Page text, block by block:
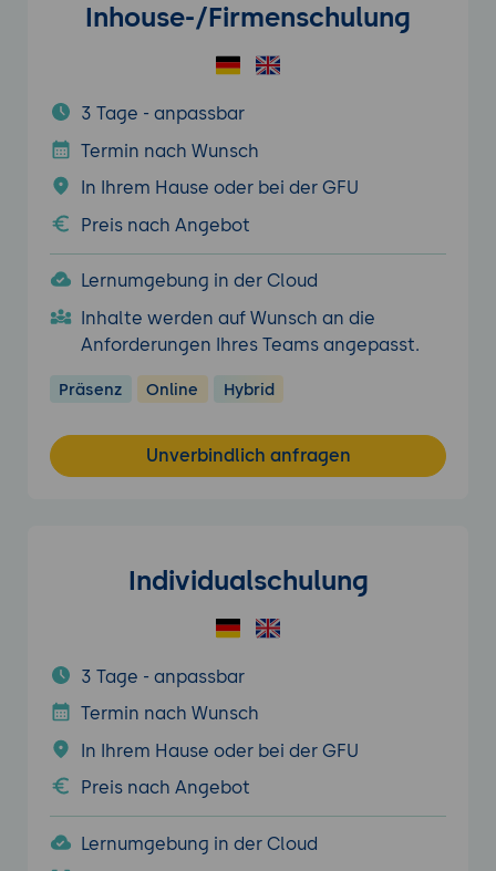
Inhouse-/Firmenschulung
3 Tage - anpassbar
Termin nach Wunsch
In Ihrem Hause oder bei der GFU
Preis nach Angebot
Lernumgebung in der Cloud
Inhalte werden auf Wunsch an die
Anforderungen Ihres Teams angepasst.
Präsenz Online Hybrid
Unverbindlich anfragen
Individualschulung
3 Tage - anpassbar
Termin nach Wunsch
In Ihrem Hause oder bei der GFU
Preis nach Angebot
Lernumgebung in der Cloud